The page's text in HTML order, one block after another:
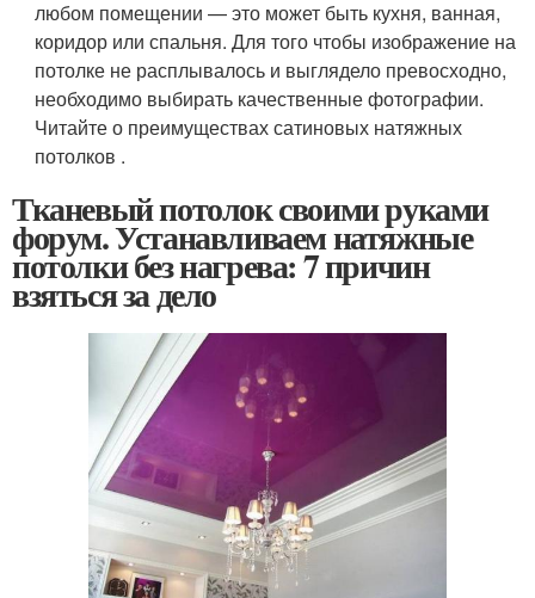
любом помещении — это может быть кухня, ванная,
коридор или спальня. Для того чтобы изображение на
потолке не расплывалось и выглядело превосходно,
необходимо выбирать качественные фотографии.
Читайте о преимуществах сатиновых натяжных
потолков .
Тканевый потолок своими руками
форум. Устанавливаем натяжные
потолки без нагрева: 7 причин
взяться за дело